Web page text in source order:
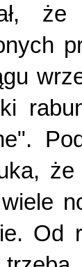
że
że
wiele
Od